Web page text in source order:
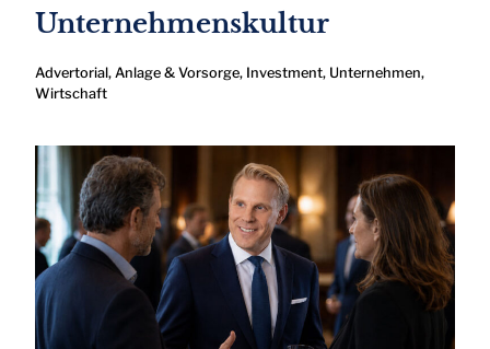
Unternehmenskultur
Advertorial, Anlage & Vorsorge, Investment, Unternehmen,
Wirtschaft